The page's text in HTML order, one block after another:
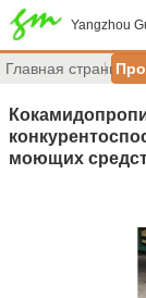
Yangzhou
Главная страница
моющих